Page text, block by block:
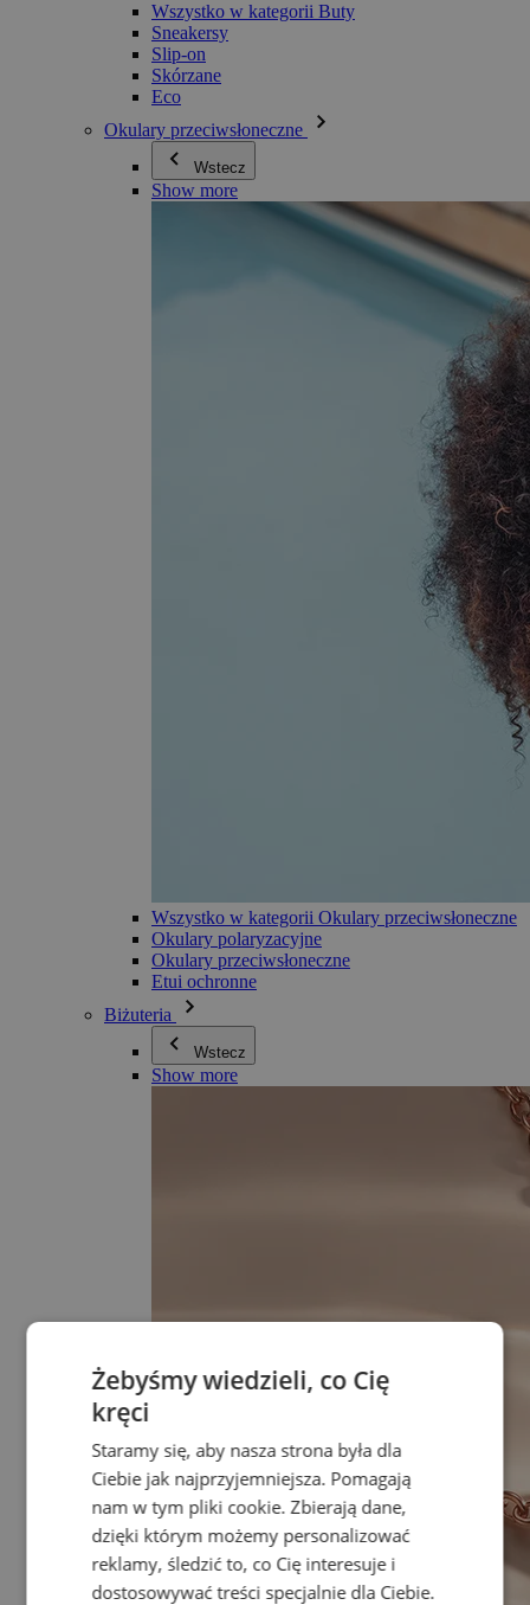
Wszystko w kategorii Buty
Sneakersy
Slip-on
Skórzane
Eco
Okulary przeciwsłoneczne
Wstecz
Show more
Wszystko w kategorii Okulary przeciwsłoneczne
Okulary polaryzacyjne
Okulary przeciwsłoneczne
Etui ochronne
Biżuteria
Wstecz
Show more
Żebyśmy wiedzieli, co Cię
kręci
Staramy się, aby nasza strona była dla
Ciebie jak najprzyjemniejsza. Pomagają
nam w tym pliki cookie. Zbierają dane,
dzięki którym możemy personalizować
reklamy, śledzić to, co Cię interesuje i
dostosowywać treści specjalnie dla Ciebie.